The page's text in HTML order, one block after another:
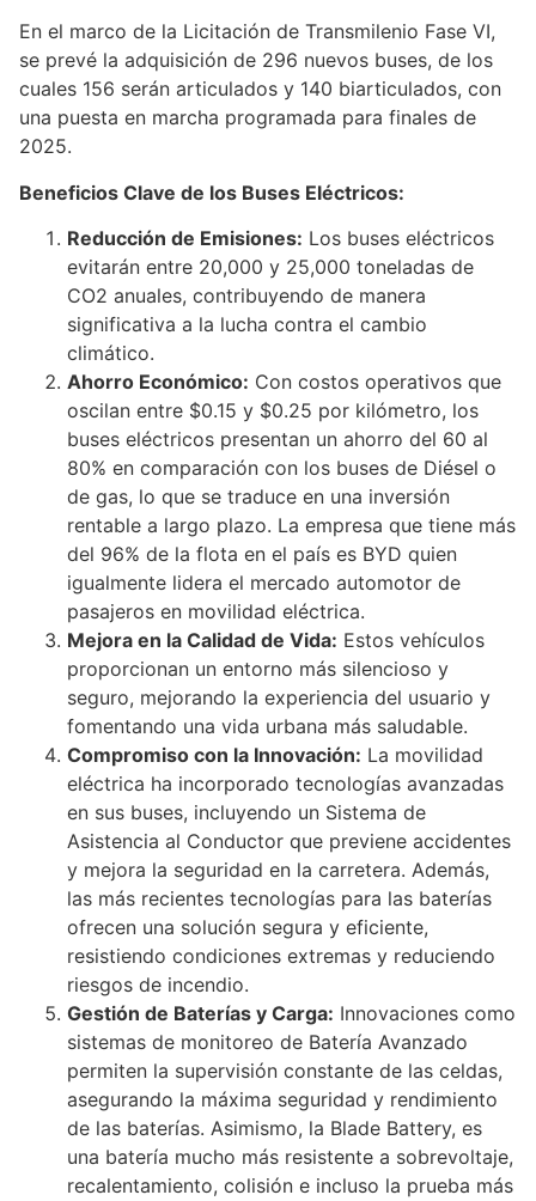
En el marco de la Licitación de Transmilenio Fase VI,
se prevé la adquisición de 296 nuevos buses, de los
cuales 156 serán articulados y 140 biarticulados, con
una puesta en marcha programada para finales de
2025.
Beneficios Clave de los Buses Eléctricos:
Reducción de Emisiones: Los buses eléctricos
evitarán entre 20,000 y 25,000 toneladas de
CO2 anuales, contribuyendo de manera
significativa a la lucha contra el cambio
climático.
Ahorro Económico: Con costos operativos que
oscilan entre $0.15 y $0.25 por kilómetro, los
buses eléctricos presentan un ahorro del 60 al
80% en comparación con los buses de Diésel o
de gas, lo que se traduce en una inversión
rentable a largo plazo. La empresa que tiene más
del 96% de la flota en el país es BYD quien
igualmente lidera el mercado automotor de
pasajeros en movilidad eléctrica.
Mejora en la Calidad de Vida: Estos vehículos
proporcionan un entorno más silencioso y
seguro, mejorando la experiencia del usuario y
fomentando una vida urbana más saludable.
Compromiso con la Innovación: La movilidad
eléctrica ha incorporado tecnologías avanzadas
en sus buses, incluyendo un Sistema de
Asistencia al Conductor que previene accidentes
y mejora la seguridad en la carretera. Además,
las más recientes tecnologías para las baterías
ofrecen una solución segura y eficiente,
resistiendo condiciones extremas y reduciendo
riesgos de incendio.
Gestión de Baterías y Carga: Innovaciones como
sistemas de monitoreo de Batería Avanzado
permiten la supervisión constante de las celdas,
asegurando la máxima seguridad y rendimiento
de las baterías. Asimismo, la Blade Battery, es
una batería mucho más resistente a sobrevoltaje,
recalentamiento, colisión e incluso la prueba más